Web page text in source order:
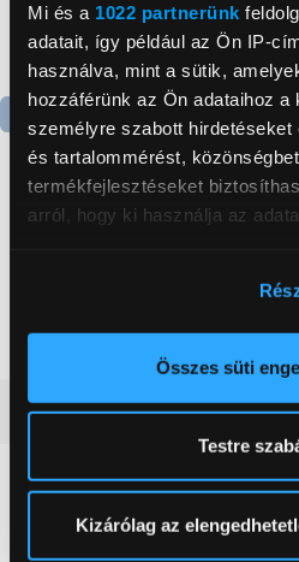
Mi és a 1022 partnerünk
adatait, így például az Ön IP-
használva, mint a sütik,
hozzáférünk az Ön adataihoz a
személyre szabott
és tartalommérést,
termékfejlesztéseket
arról, hogy ki használja az
elhelyezkedéséről pár
Az Ön készülékén
módjairól és adja meg
pontban. Bármikor
Sütinyilatkozathoz való
Összes süti
Testre
Kizárólag az
Gorenje NRS8182KX Side
Vásárlói vélemények(0)